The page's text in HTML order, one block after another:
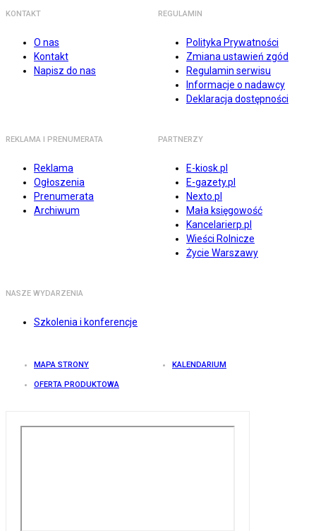
KONTAKT
O nas
Kontakt
Napisz do nas
REGULAMIN
Polityka Prywatności
Zmiana ustawień zgód
Regulamin serwisu
Informacje o nadawcy
Deklaracja dostępności
REKLAMA I PRENUMERATA
Reklama
Ogłoszenia
Prenumerata
Archiwum
PARTNERZY
E-kiosk.pl
E-gazety.pl
Nexto.pl
Mała księgowość
Kancelarierp.pl
Wieści Rolnicze
Życie Warszawy
NASZE WYDARZENIA
Szkolenia i konferencje
MAPA STRONY KALENDARIUM
OFERTA PRODUKTOWA